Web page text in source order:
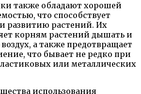
также обладают хорошей
что способствует
развитию растений. Их
корням растений дышать и
а также предотвращает
что бывает не редко при
или металлических
использования